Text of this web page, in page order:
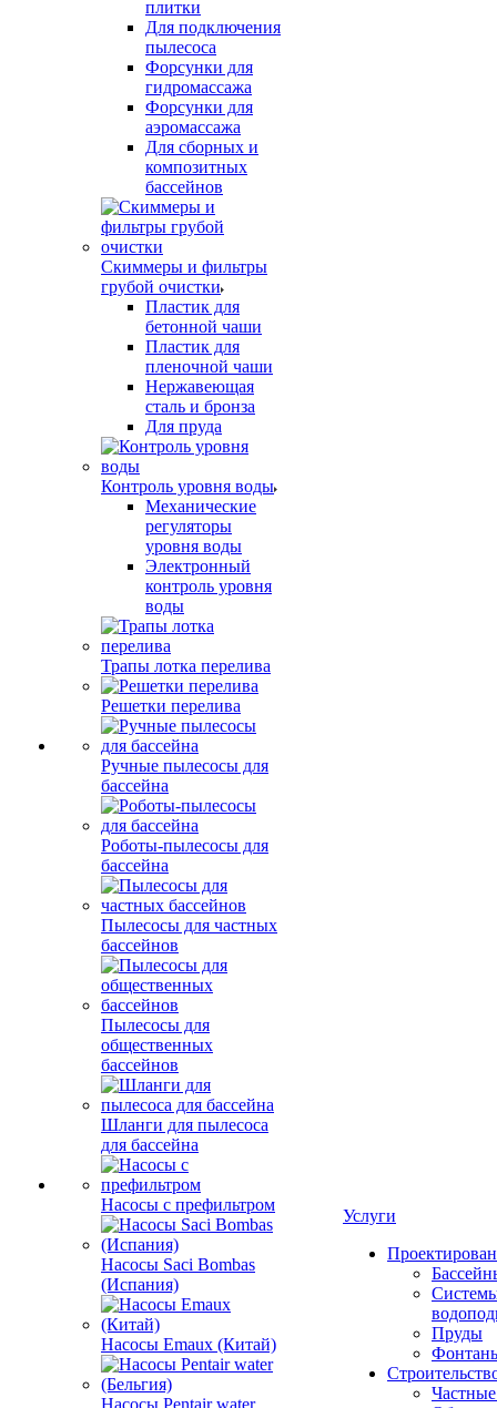
плитки
Для подключения
пылесоса
Форсунки для
гидромассажа
Форсунки для
аэромассажа
Для сборных и
композитных
бассейнов
Скиммеры и фильтры
грубой очистки
Пластик для
бетонной чаши
Пластик для
пленочной чаши
Нержавеющая
сталь и бронза
Для пруда
Контроль уровня воды
Механические
регуляторы
уровня воды
Электронный
контроль уровня
воды
Трапы лотка перелива
Решетки перелива
Ручные пылесосы для
бассейна
Роботы-пылесосы для
бассейна
Пылесосы для частных
бассейнов
Пылесосы для
общественных
бассейнов
Шланги для пылесоса
для бассейна
Насосы с префильтром
Насосы Saci Bombas
(Испания)
Насосы Emaux (Китай)
Насосы Pentair water
Услуги
Пруды